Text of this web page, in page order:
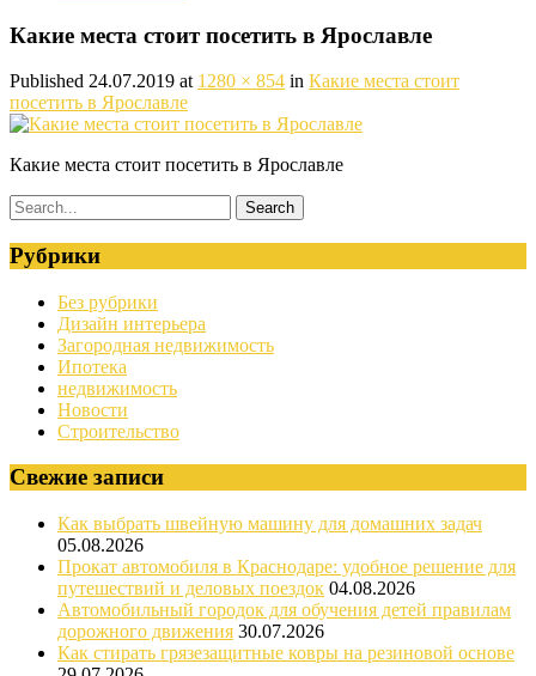
Какие места стоит посетить в Ярославле
Published 24.07.2019 at 1280 × 854 in Какие места стоит
посетить в Ярославле
Какие места стоит посетить в Ярославле
Рубрики
Без рубрики
Дизайн интерьера
Загородная недвижимость
Ипотека
недвижимость
Новости
Строительство
Свежие записи
Как выбрать швейную машину для домашних задач
05.08.2026
Прокат автомобиля в Краснодаре: удобное решение для
путешествий и деловых поездок 04.08.2026
Автомобильный городок для обучения детей правилам
дорожного движения 30.07.2026
Как стирать грязезащитные ковры на резиновой основе